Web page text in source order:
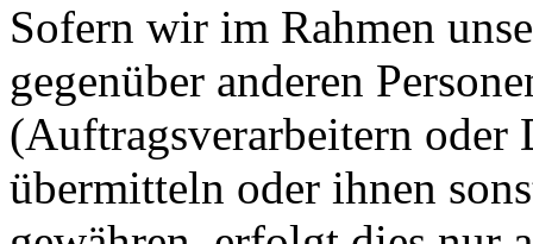
Sofern wir im Rahmen
gegenüber anderen
(Auftragsverarbeitern oder
übermitteln oder ihnen